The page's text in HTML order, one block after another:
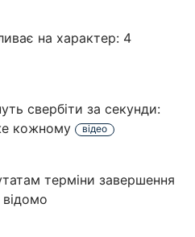
на характер: 4
свербіти за секунди:
кожному
відео
терміни завершення